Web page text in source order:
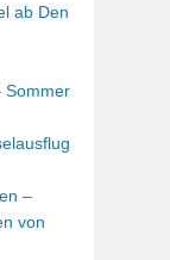
ab Den
Sommer
–
von